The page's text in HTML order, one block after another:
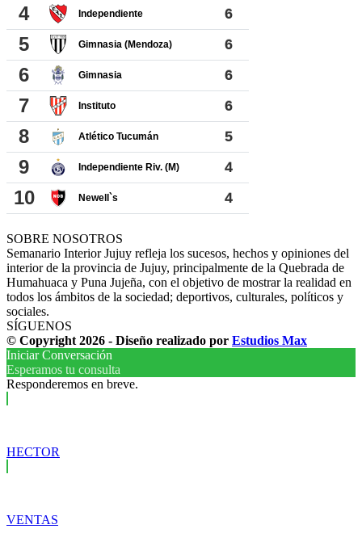
SOBRE NOSOTROS
Semanario Interior Jujuy refleja los sucesos, hechos y opiniones del
interior de la provincia de Jujuy, principalmente de la Quebrada de
Humahuaca y Puna Jujeña, con el objetivo de mostrar la realidad en
todos los ámbitos de la sociedad; deportivos, culturales, políticos y
sociales.
SÍGUENOS
© Copyright 2026 - Diseño realizado por Estudios Max
Iniciar Conversación
Esperamos tu consulta
Responderemos en breve.
HECTOR
VENTAS